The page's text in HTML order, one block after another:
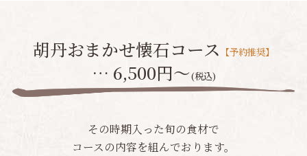
胡丹おまかせ懐石コース 【予約推奨】
… 6,500円〜(税込)
その時期入った旬の食材で
コースの内容を組んでおります。